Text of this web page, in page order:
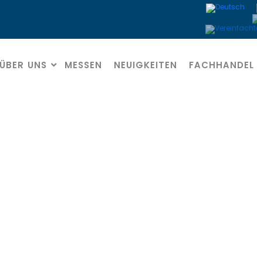
ÜBER UNS MESSEN NEUIGKEITEN FACHHANDEL